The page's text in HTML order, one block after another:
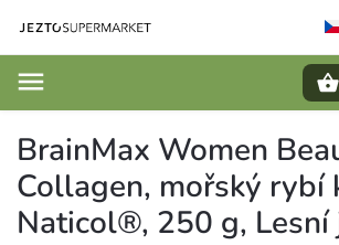
BrainMax Women
Collagen, mořský rybí
Naticol®, 250 g, Lesní